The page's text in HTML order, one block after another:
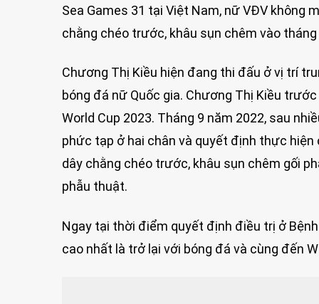
Sea Games 31 tại Việt Nam, nữ VĐV
chằng chéo trước, khâu sụn chêm vào tháng
Chương Thị Kiều hiện đang thi đấu ở vị trí
bóng đá nữ Quốc gia. Chương Thị Kiều
World Cup 2023. Tháng 9 năm 2022, sau
phức tạp ở hai chân và quyết định thực
dây chằng chéo trước, khâu sụn chêm gối
phẫu thuật.
Ngay tại thời điểm quyết định điều trị ở
cao nhất là trở lại với bóng đá và cùng đến